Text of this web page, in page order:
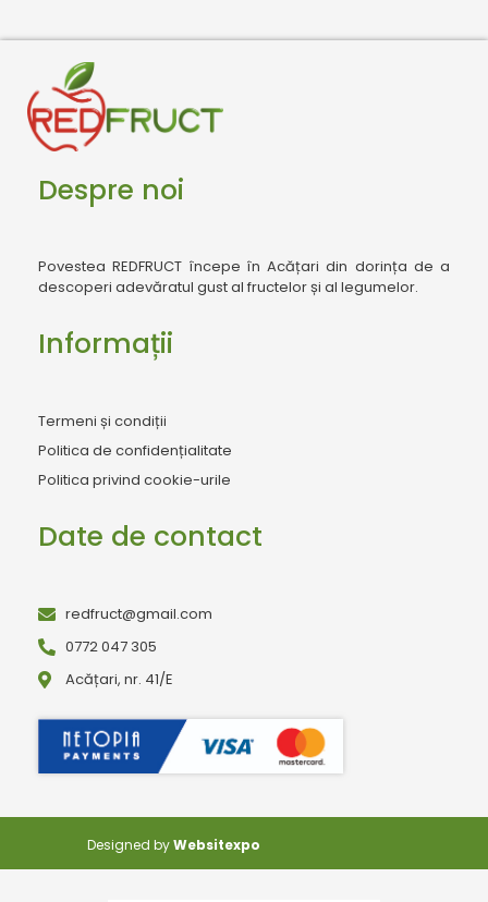
Despre noi
Povestea REDFRUCT începe în Acățari din dorința de a
descoperi adevăratul gust al fructelor și al legumelor.
Informații
Termeni și condiții
Politica de confidențialitate
Politica privind cookie-urile
Date de contact
redfruct@gmail.com
0772 047 305
Acățari, nr. 41/E
Designed byWebsitexpo